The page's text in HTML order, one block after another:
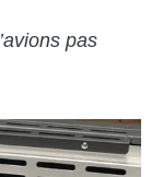
’avions pas